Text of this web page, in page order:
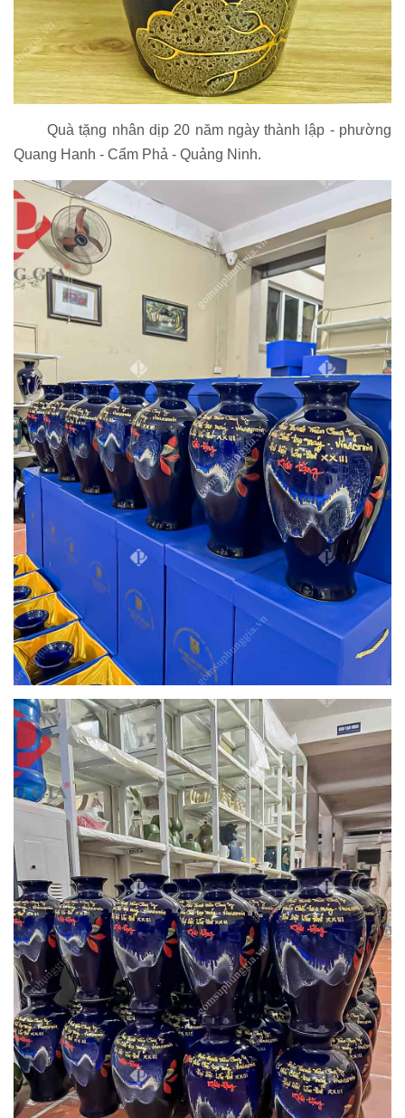
Quà tặng nhân dịp 20 năm ngày thành lập - phường
Quang Hanh - Cẩm Phả - Quảng Ninh.